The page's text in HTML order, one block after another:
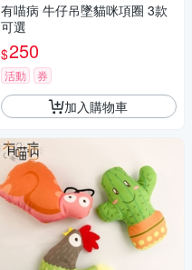
有喵病 牛仔吊墜貓咪項圈 3款
可選
$250
活動 券
加入購物車